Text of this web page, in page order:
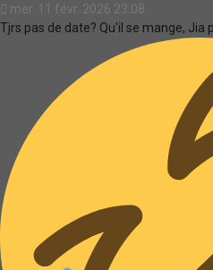
mer. 11 févr. 2026 23:08
Tjrs pas de date? Qu'il se mange,